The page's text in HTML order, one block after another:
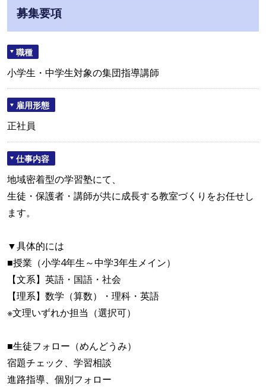
募集要項
職種
小学生・中学生対象の集団指導講師
雇用形態
正社員
仕事内容
地域密着型の学習塾にて、
生徒・保護者・講師が共に成長する教室づくりをお任せし
ます。
▼具体的には
■授業（小学4年生～中学3年生メイン）
【文系】英語・国語・社会
【理系】数学（算数）・理科・英語
※文理いずれか担当（選択可）
■生徒フォロー（めんどうみ）
宿題チェック、学習相談
進路指導、個別フォロー